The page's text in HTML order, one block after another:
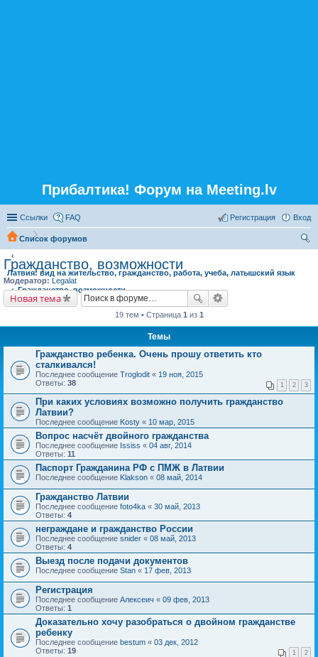
Прибалтика! Форум на Meeting.lv
Ссылки FAQ Вход
Регистрация
Список форумов
Латвия: вид на жительство, гражданство, работа, учеба, латышский язык
Гражданство, возможности
Гражданство, возможности
Модератор: Legalat
Новая тема
19 тем • Страница 1 из 1
Темы
Гражданство ребенка. Очень прошу ответить кто
сталкивался!
Последнее сообщение Troglodit « 19 ноя, 2015
Ответы: 38 1 2 3
При каких условиях возможно получить гражданство
Латвии?
Последнее сообщение Kosty « 10 мар, 2015
Вопрос насчёт двойного гражданства
Последнее сообщение Ississ « 04 авг, 2014
Ответы: 11
Паспорт Гражданина РФ с ПМЖ в Латвии
Последнее сообщение Klakson « 08 май, 2014
Гражданство Латвии
Последнее сообщение foto4ka « 30 май, 2013
Ответы: 4
неграждане и гражданство России
Последнее сообщение snider « 08 май, 2013
Ответы: 4
Выезд после подачи документов
Последнее сообщение Stan « 17 фев, 2013
Регистрация
Последнее сообщение Алексеич « 09 фев, 2013
Ответы: 1
Доказательно хочу разобраться о двойном гражданстве
ребенку
Последнее сообщение bestum « 03 дек, 2012
Ответы: 19 1 2